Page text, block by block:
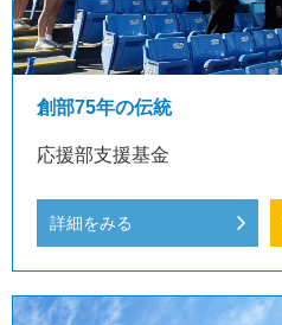
創部75年の伝統
応援部支援基金
詳細をみる